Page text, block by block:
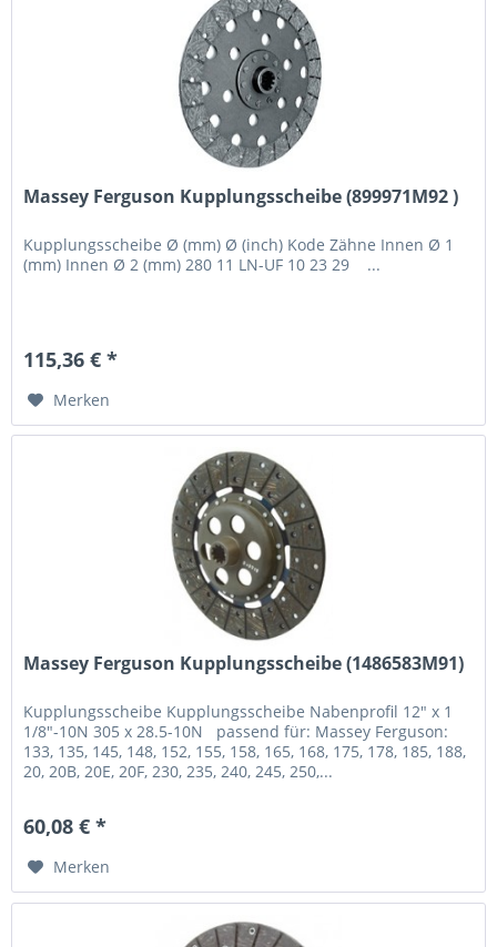
Massey Ferguson Kupplungsscheibe (899971M92 )
Kupplungsscheibe Ø (mm) Ø (inch) Kode Zähne Innen Ø 1
(mm) Innen Ø 2 (mm) 280 11 LN-UF 10 23 29 ...
115,36 € *
Merken
Massey Ferguson Kupplungsscheibe (1486583M91)
Kupplungsscheibe Kupplungsscheibe Nabenprofil 12" x 1
1/8"-10N 305 x 28.5-10N passend für: Massey Ferguson:
133, 135, 145, 148, 152, 155, 158, 165, 168, 175, 178, 185, 188,
20, 20B, 20E, 20F, 230, 235, 240, 245, 250,...
60,08 € *
Merken